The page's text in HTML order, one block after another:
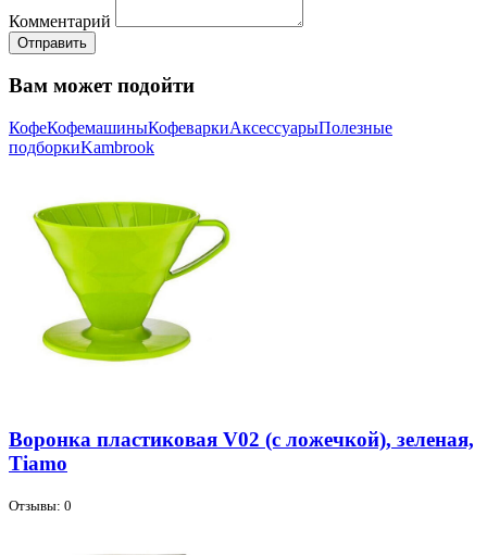
Комментарий
Отправить
Вам может подойти
КофеКофемашиныКофеваркиАксессуарыПолезные
подборкиKambrook
Воронка пластиковая V02 (с ложечкой), зеленая,
Tiamo
Отзывы: 0